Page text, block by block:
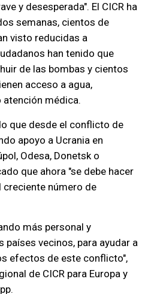
y desesperada". El CICR ha
semanas, cientos de
visto reducidas a
han tenido que
de las bombas y cientos
acceso a agua,
médica.
que desde el conflicto de
apoyo a Ucrania en
Odesa, Donetsk o
que ahora "se debe hacer
creciente número de
más personal y
países vecinos, para ayudar a
efectos de este conflicto",
de CICR para Europa y